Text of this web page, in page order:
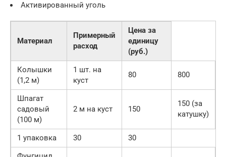
Активированный уголь
Материал
Примерный
расход
Цена за
единицу
(руб.)
Колышки
(1,2 м)
1 шт. на
куст
80 800
Шпагат
садовый
(100 м)
2 м на куст 150
150 (за
катушку)
1 упаковка 30
30